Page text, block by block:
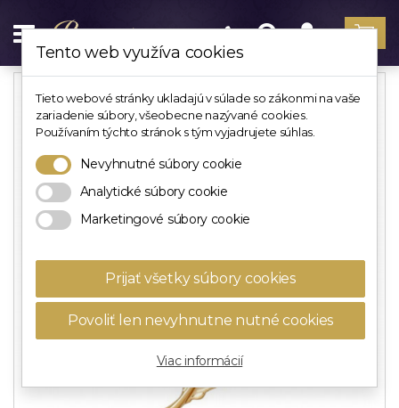
Tento web využíva cookies
Tieto webové stránky ukladajú v súlade so zákonmi na vaše
zariadenie súbory, všeobecne nazývané cookies.
Používaním týchto stránok s tým vyjadrujete súhlas.
Nevyhnutné súbory cookie
Analytické súbory cookie
Marketingové súbory cookie
Prijať všetky súbory cookies
Povoliť len nevyhnutne nutné cookies
Viac informácií